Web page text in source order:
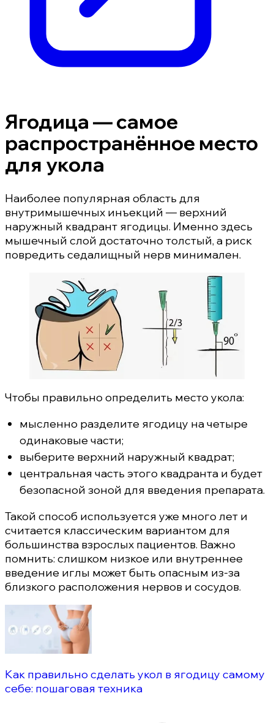
Ягодица — самое
распространённое место
для укола
Наиболее популярная область для
внутримышечных инъекций — верхний
наружный квадрант ягодицы. Именно здесь
мышечный слой достаточно толстый, а риск
повредить седалищный нерв минимален.
Чтобы правильно определить место укола:
мысленно разделите ягодицу на четыре
одинаковые части;
выберите верхний наружный квадрат;
центральная часть этого квадранта и будет
безопасной зоной для введения препарата.
Такой способ используется уже много лет и
считается классическим вариантом для
большинства взрослых пациентов. Важно
помнить: слишком низкое или внутреннее
введение иглы может быть опасным из-за
близкого расположения нервов и сосудов.
Как правильно сделать укол в ягодицу самому
себе: пошаговая техника